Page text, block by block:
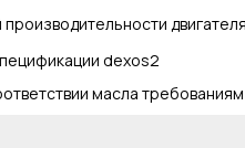
двигателя
dexos2
масла